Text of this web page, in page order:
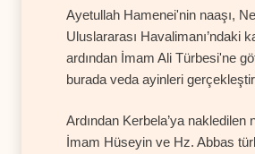
Ayetullah Hamenei'nin naaşı,
Uluslararası Havalimanı’ndaki
ardından İmam Ali Türbesi'ne
burada veda ayinleri
Ardından Kerbela’ya nakledilen
İmam Hüseyin ve Hz. Abbas